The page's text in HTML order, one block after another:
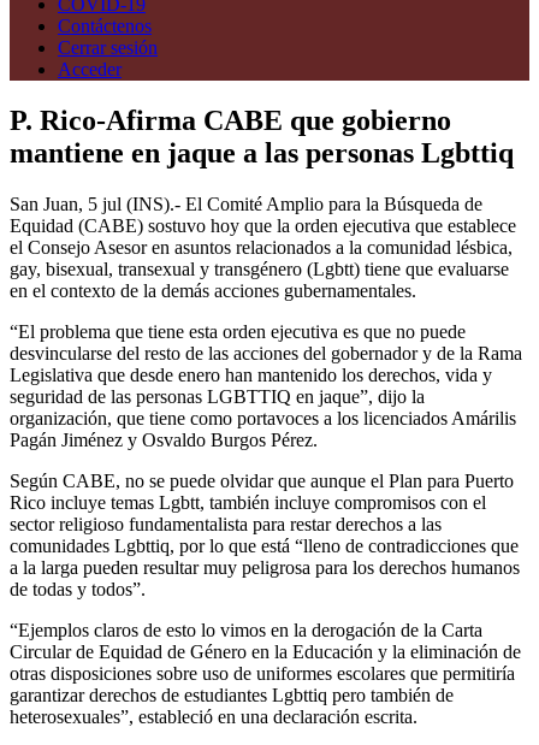
Contáctenos
Cerrar sesión
Acceder
P. Rico-Afirma CABE que gobierno
mantiene en jaque a las personas Lgbttiq
San Juan, 5 jul (INS).- El Comité Amplio para la Búsqueda de
Equidad (CABE) sostuvo hoy que la orden ejecutiva que establece
el Consejo Asesor en asuntos relacionados a la comunidad lésbica,
gay, bisexual, transexual y transgénero (Lgbtt) tiene que evaluarse
en el contexto de la demás acciones gubernamentales.
“El problema que tiene esta orden ejecutiva es que no puede
desvincularse del resto de las acciones del gobernador y de la Rama
Legislativa que desde enero han mantenido los derechos, vida y
seguridad de las personas LGBTTIQ en jaque”, dijo la
organización, que tiene como portavoces a los licenciados Amárilis
Pagán Jiménez y Osvaldo Burgos Pérez.
Según CABE, no se puede olvidar que aunque el Plan para Puerto
Rico incluye temas Lgbtt, también incluye compromisos con el
sector religioso fundamentalista para restar derechos a las
comunidades Lgbttiq, por lo que está “lleno de contradicciones que
a la larga pueden resultar muy peligrosa para los derechos humanos
de todas y todos”.
“Ejemplos claros de esto lo vimos en la derogación de la Carta
Circular de Equidad de Género en la Educación y la eliminación de
otras disposiciones sobre uso de uniformes escolares que permitiría
garantizar derechos de estudiantes Lgbttiq pero también de
heterosexuales”, estableció en una declaración escrita.